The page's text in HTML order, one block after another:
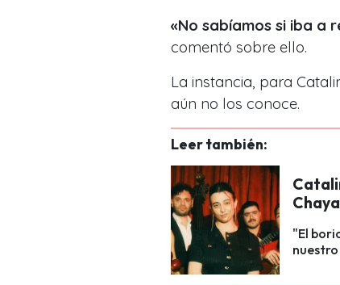
«No sabíamos si iba a
comentó sobre ello.
La instancia, para
aún no los conoce.
Leer también:
"El
nuestro